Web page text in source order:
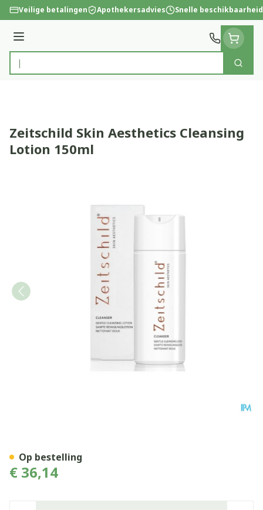
Ga naar de inhoud
Veilige betalingen Apothekersadvies Snelle beschikbaarheid
Menu
Product, merk, categorie...
Zoek
Zeitschild Skin Aesthetics Cleansing
Lotion 150ml
€ 36,14
Op bestelling